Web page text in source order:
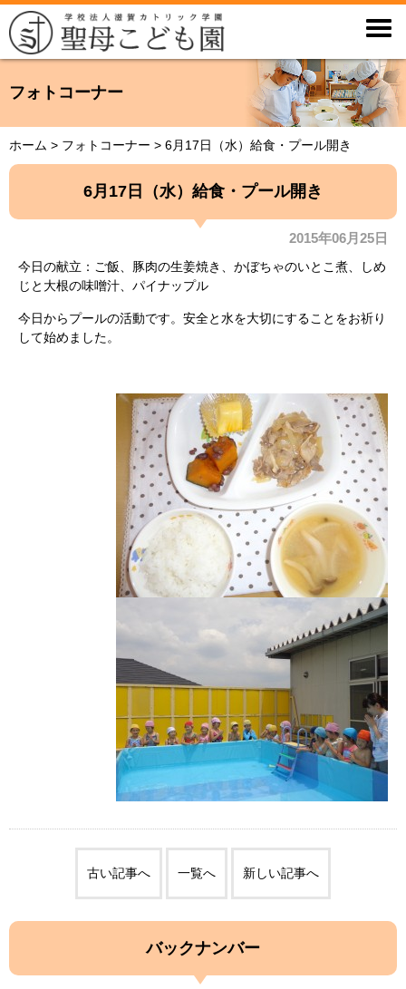

フォトコーナー
ホーム > フォトコーナー > 6月17日（水）給食・プール開き
6月17日（水）給食・プール開き
2015年06月25日
今日の献立：ご飯、豚肉の生姜焼き、かぼちゃのいとこ煮、しめ
じと大根の味噌汁、パイナップル
今日からプールの活動です。安全と水を大切にすることをお祈り
して始めました。
古い記事へ 一覧へ 新しい記事へ
バックナンバー